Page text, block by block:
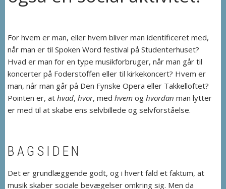
For hvem er man, eller hvem bliver man identificeret med,
når man er til Spoken Word festival på Studenterhuset?
Hvad er man for en type musikforbruger, når man går til
koncerter på Foderstoffen eller til kirkekoncert? Hvem er
man, når man går på Den Fynske Opera eller Takkelloftet?
Pointen er, at hvad, hvor, med hvem og hvordan man lytter
er med til at skabe ens selvbillede og selvforståelse.
BAGSIDEN
Det er grundlæggende godt, og i hvert fald et faktum, at
musik skaber sociale bevægelser omkring sig. Men da